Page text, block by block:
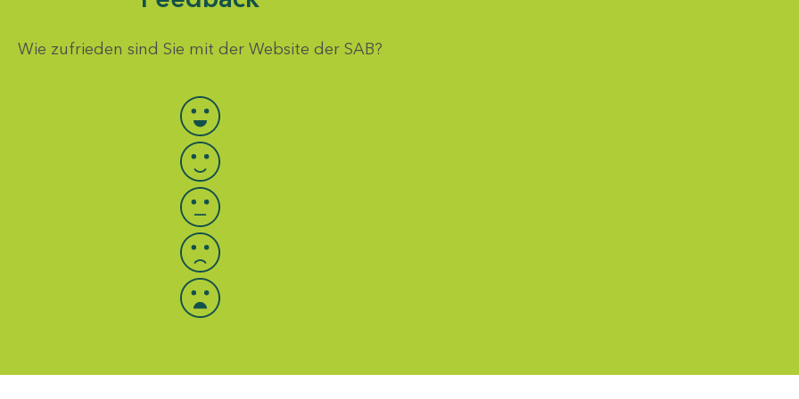
Wie zufrieden sind Sie mit der Website der SAB?
Bewertung auswählen